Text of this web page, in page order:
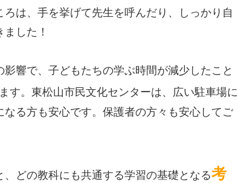
は、手を挙げて先生を呼んだり、しっかり自
した！
響で、子どもたちの学ぶ時間が減少したこと
す。東松山市民文化センターは、広い駐車場に
る方も安心です。保護者の方々も安心してご
どの教科にも共通する学習の基礎となる考